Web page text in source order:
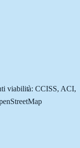
viabilità: CCISS, ACI,